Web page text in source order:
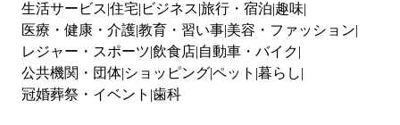
生活サービス 住宅 ビジネス 旅行・宿泊 趣味
医療・健康・介護教育・習い事 美容・ファッション
レジャー・スポーツ 飲食店 自動車・バイク
公共機関・団体 ショッピングペット 暮らし
冠婚葬祭・イベント 歯科